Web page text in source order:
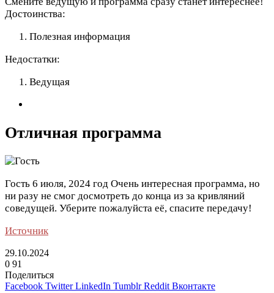
Достоинства:
Полезная информация
Недостатки:
Ведущая
Отличная программа
Гость 6 июля, 2024 год Очень интересная программа, но
ни разу не смог досмотреть до конца из за кривляний
соведущей. Уберите пожалуйста её, спасите передачу!
Источник
29.10.2024
0 91
Поделиться
Facebook Twitter LinkedIn Tumblr Reddit Вконтакте